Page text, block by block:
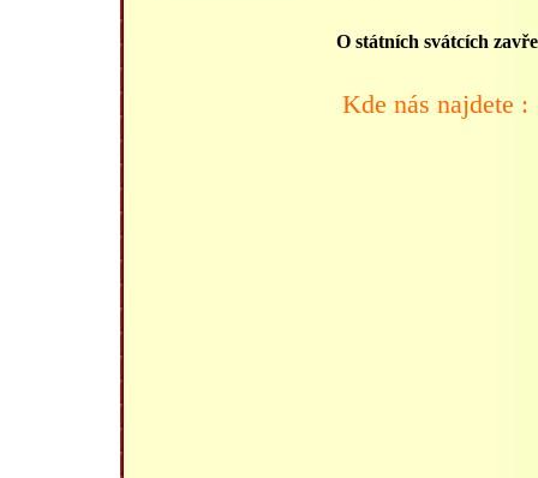
O státních svátcích
Kde nás najdete :